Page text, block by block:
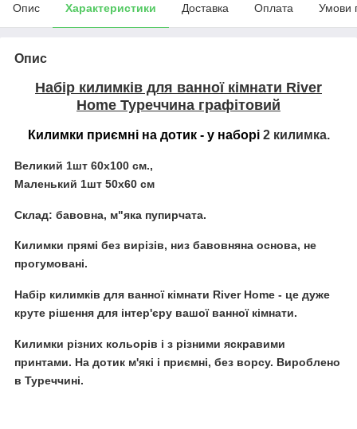
Опис Характеристики Доставка Оплата Умови
Опис
Набір килимків для ванної кімнати River
Home Туреччина графітовий
Килимки приємні на дотик - у наборі 2 килимка.
Великий 1шт 60х100 см.,
Маленький 1шт 50х60 см
Склад: бавовна, м"яка пупирчата.
Килимки прямі без вирізів, низ бавовняна основа, не
прогумовані.
Набір килимків для ванної кімнати River Home - це дуже
круте рішення для інтер'єру вашої ванної кімнати.
Килимки різних кольорів і з різними яскравими
принтами. На дотик м'які і приємні, без ворсу. Вироблено
в Туреччині.